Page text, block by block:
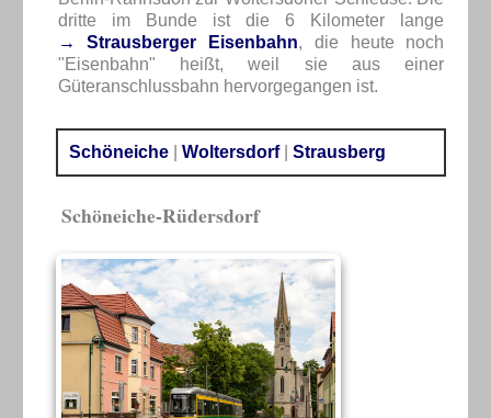
dritte im Bunde ist die 6 Kilometer lange
→ Strausberger Eisenbahn, die heute noch
"Eisenbahn" heißt, weil sie aus einer
Güteranschlussbahn hervorgegangen ist.
Schöneiche Woltersdorf Strausberg
Schöneiche-Rüdersdorf